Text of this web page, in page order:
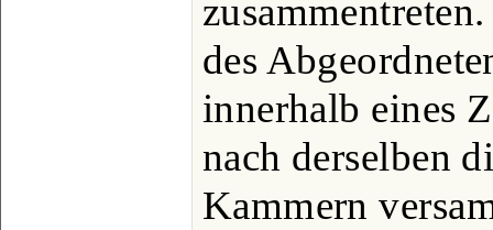
des
innerhalb eines
nach derselben
Kammern